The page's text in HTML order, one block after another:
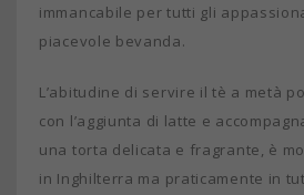
immancabile per tutti gli
piacevole bevanda.
L’abitudine di servire il tè a metà
con l’aggiunta di latte e
una torta delicata e fragrante, è
in Inghilterra ma praticamente in